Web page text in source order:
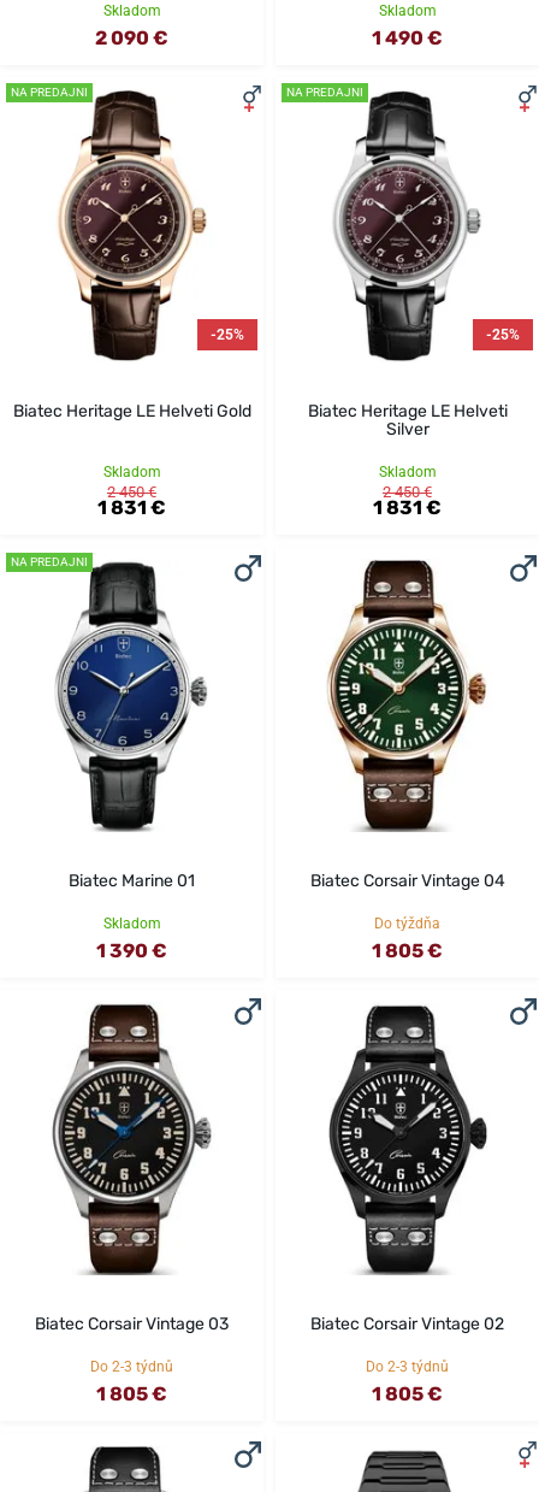
Skladom
2 090 €
Skladom
1 490 €
NA PREDAJNI
-25%
Biatec Heritage LE Helveti Gold
Skladom
2 450 €
1 831 €
NA PREDAJNI
-25%
Biatec Heritage LE Helveti
Silver
Skladom
2 450 €
1 831 €
NA PREDAJNI
Biatec Marine 01
Skladom
1 390 €
Biatec Corsair Vintage 04
Do týždňa
1 805 €
Biatec Corsair Vintage 03
Do 2-3 týdnů
1 805 €
Biatec Corsair Vintage 02
Do 2-3 týdnů
1 805 €